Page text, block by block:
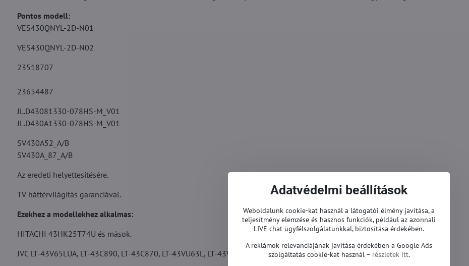
Pontos modell:
VES430QNYL-2D-N01
VES430QNYL-2D-N02
23518707
23654487
JL.D43081330-078HS-M_V01
JL.D430A1330-078HS-M_V01
SV430A52_A/B
SV430A_87_A/B
Az eredeti helyettesítésére.
TV háttérvilágítás garanciával.
Ezekhez a modellekhez alkalmas:
HITACHI 43HK25T74U és mások.
JVC LT-43V65LUA, LT-43C890, LT-43C870, LT-43VU63L, LT-43VF52L és mások.
Adatvédelmi beállítások
Weboldalunk cookie-kat használ a látogatói élmény javítása, a
teljesítmény elemzése és hasznos funkciók, például az azonnali
LIVE chat ügyfélszolgálatunkkal, biztosítása érdekében.
A reklámok relevanciájának javítása érdekében a Google Ads
szolgáltatás cookie-kat használ – részletek itt.